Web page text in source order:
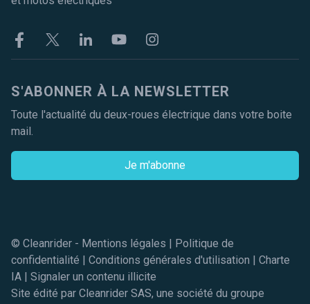
FacebookTwitter LinkekinYoutubeInstagram
S'ABONNER À LA NEWSLETTER
Toute l'actualité du deux-roues électrique dans votre boite
mail.
Je m'abonne
© Cleanrider - Mentions légales | Politique de
confidentialité | Conditions générales d'utilisation | Charte
IA | Signaler un contenu illicite
Site édité par Cleanrider SAS, une société du groupe